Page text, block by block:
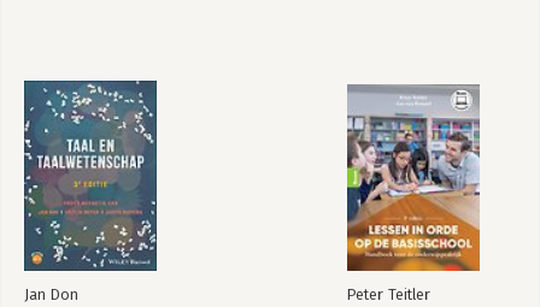
Jan Don Peter Teitler